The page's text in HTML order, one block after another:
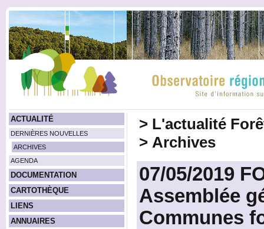
ACTUALITÉ
DERNIÈRES NOUVELLES
ARCHIVES
AGENDA
DOCUMENTATION
CARTOTHÈQUE
LIENS
ANNUAIRES
> L'actualité
> Archives
07/05/2019
Assemblée
Communes